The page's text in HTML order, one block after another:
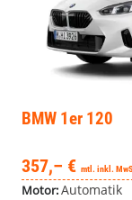
BMW 1er 120
357,– € mtl. inkl.
Motor:Automatik